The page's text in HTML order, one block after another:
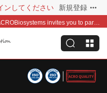
ンしてください 新規登録
Global distribution is now within reach—ACROBiosystems invites you to partner with us~